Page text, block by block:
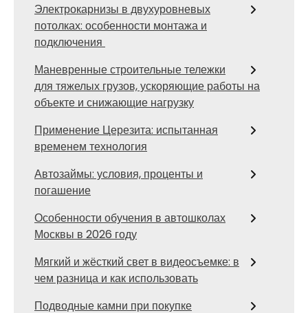
Электрокарнизы в двухуровневых
потолках: особенности монтажа и
подключения
Маневренные строительные тележки
для тяжелых грузов, ускоряющие работы на
объекте и снижающие нагрузку
Применение Церезита: испытанная
временем технология
Автозаймы: условия, проценты и
погашение
Особенности обучения в автошколах
Москвы в 2026 году
Мягкий и жёсткий свет в видеосъемке: в
чем разница и как использовать
Подводные камни при покупке